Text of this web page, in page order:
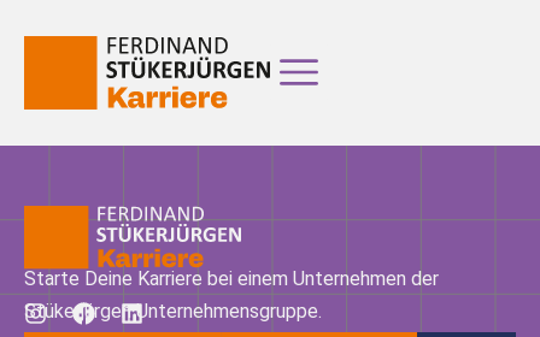
Starte Deine Karriere bei einem Unternehmen der
Stükerjürgen Unternehmensgruppe.